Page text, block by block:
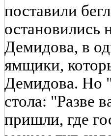
поставили
остановились
Демидова, в
ямщики,
Демидова. Но
стола: "Разве
пришли, где